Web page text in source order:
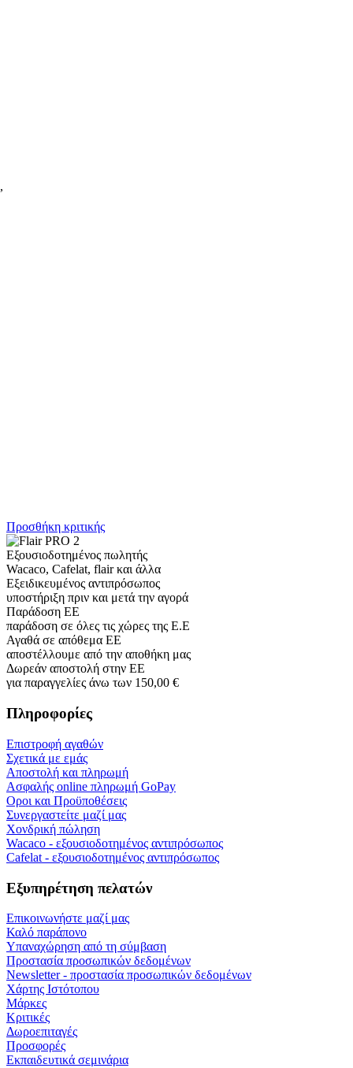
Προσθήκη κριτικής
Εξουσιοδοτημένος πωλητής
Wacaco, Cafelat, flair και άλλα
Εξειδικευμένος αντιπρόσωπος
υποστήριξη πριν και μετά την αγορά
Παράδοση ΕΕ
παράδοση σε όλες τις χώρες της Ε.Ε
Αγαθά σε απόθεμα ΕΕ
αποστέλλουμε από την αποθήκη μας
Δωρεάν αποστολή στην ΕΕ
για παραγγελίες άνω των 150,00 €
Πληροφορίες
Επιστροφή αγαθών
Σχετικά με εμάς
Αποστολή και πληρωμή
Ασφαλής online πληρωμή GoPay
Οροι και Προϋποθέσεις
Συνεργαστείτε μαζί μας
Χονδρική πώληση
Wacaco - εξουσιοδοτημένος αντιπρόσωπος
Cafelat - εξουσιοδοτημένος αντιπρόσωπος
Εξυπηρέτηση πελατών
Επικοινωνήστε μαζί μας
Καλό παράπονο
Υπαναχώρηση από τη σύμβαση
Προστασία προσωπικών δεδομένων
Newsletter - προστασία προσωπικών δεδομένων
Χάρτης Ιστότοπου
Μάρκες
Κριτικές
Δωροεπιταγές
Προσφορές
Εκπαιδευτικά σεμινάρια